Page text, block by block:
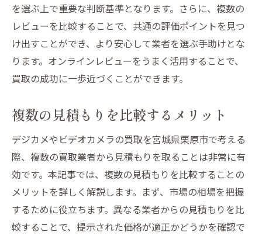
を選ぶ上で重要な判断基準となります。さらに、複数の
レビューを比較することで、共通の評価ポイントを見つ
け出すことができ、より安心して業者を選ぶ手助けとな
ります。オンラインレビューをうまく活用することで、
買取の成功に一歩近づくことができます。
複数の見積もりを比較するメリット
デジカメやビデオカメラの買取を宮城県栗原市で考える
際、複数の買取業者から見積もりを取ることは非常に有
効です。本記事では、複数の見積もりを比較することの
メリットを詳しく解説します。まず、市場の相場を把握
するために役立ちます。異なる業者からの見積もりを比
較することで、提示された価格が適正かどうかを確認で